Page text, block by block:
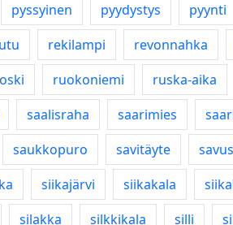
pyssyinen pyydystys pyynti
rekilampi revonnahka
ruokoniemi
ruska-aika
saalisraha saarimies
saukkopuro savitäyte
siikajärvi siikakala
silakka silkkikala silli